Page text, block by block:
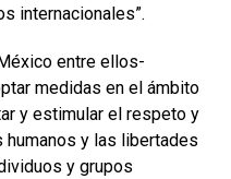
internacionales”.
entre ellos-
medidas en el ámbito
y estimular el respeto y
humanos y las libertades
y grupos